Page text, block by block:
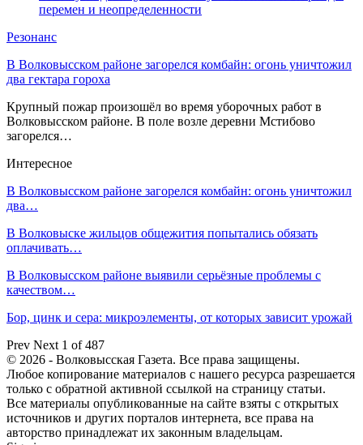
перемен и неопределенности
Резонанс
В Волковысском районе загорелся комбайн: огонь уничтожил
два гектара гороха
Крупный пожар произошёл во время уборочных работ в
Волковысском районе. В поле возле деревни Мстибово
загорелся…
Интересное
В Волковысском районе загорелся комбайн: огонь уничтожил
два…
В Волковыске жильцов общежития попытались обязать
оплачивать…
В Волковысском районе выявили серьёзные проблемы с
качеством…
Бор, цинк и сера: микроэлементы, от которых зависит урожай
Prev Next 1 of 487
© 2026 - Волковысская Газета. Все права защищены.
Любое копирование материалов с нашего ресурса разрешается
только с обратной активной ссылкой на страницу статьи.
Все материалы опубликованные на сайте взяты с открытых
источников и других порталов интернета, все права на
авторство принадлежат их законным владельцам.